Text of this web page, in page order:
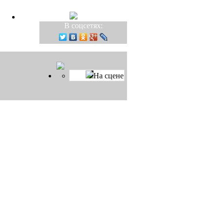
В соцсетях:
На сцене